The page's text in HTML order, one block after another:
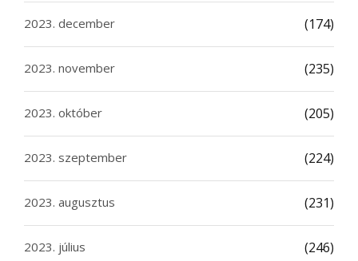
2023. december (174)
2023. november (235)
2023. október (205)
2023. szeptember (224)
2023. augusztus (231)
2023. július (246)